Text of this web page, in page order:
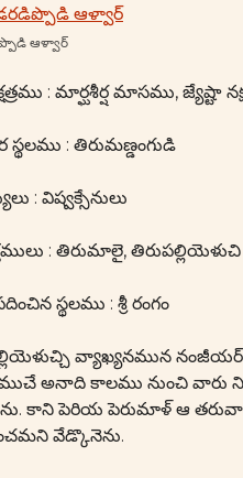
ఆళ్వార్
: మార్ఘశీర్ష మాసము, జ్యేష్టా
: తిరుమణ్డంగుడి
: విష్వక్సేనులు
: తిరుమాలై, తిరుపల్లియెళుచి
స్థలము : శ్రీ రంగం
వ్యాఖ్యనమున
అనాది కాలము నుంచి వారు
కాని పెరియ పెరుమాళ్ ఆ
వేడ్కొనెను.